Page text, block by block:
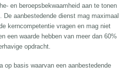
en beroepsbekwaamheid aan te tonen
De aanbestedende dienst mag maximaal
kerncompetentie vragen en mag niet
een waarde hebben van meer dan 60%
opdracht.
op basis waarvan een aanbestedende